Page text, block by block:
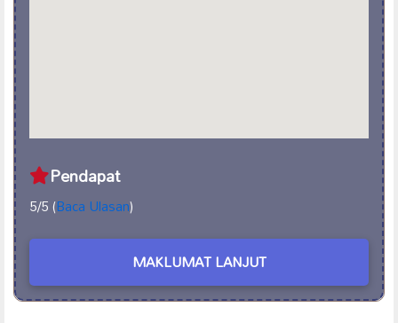
Pendapat
5/5 (Baca Ulasan)
MAKLUMAT LANJUT